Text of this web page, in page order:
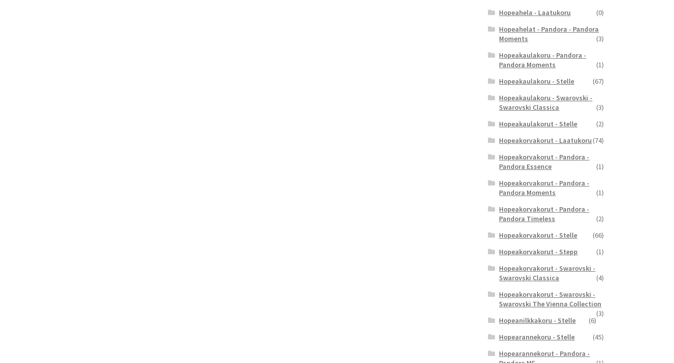
Hopeahela - Laatukoru
(0)
Hopeahelat - Pandora - Pandora
Moments
(3)
Hopeakaulakoru - Pandora -
Pandora Moments
(1)
Hopeakaulakoru - Stelle
(67)
Hopeakaulakoru - Swarovski -
Swarovski Classica
(3)
Hopeakaulakorut - Stelle
(2)
Hopeakorvakorut - Laatukoru (74)
Hopeakorvakorut - Pandora -
Pandora Essence
(1)
Hopeakorvakorut - Pandora -
Pandora Moments
(1)
Hopeakorvakorut - Pandora -
Pandora Timeless
(2)
Hopeakorvakorut - Stelle
(66)
Hopeakorvakorut - Stepp
(1)
Hopeakorvakorut - Swarovski -
Swarovski Classica
(4)
Hopeakorvakorut - Swarovski -
Swarovski The Vienna Collection
(3)
Hopeanilkkakoru - Stelle
(6)
Hopearannekoru - Stelle
(45)
Hopearannekorut - Pandora -